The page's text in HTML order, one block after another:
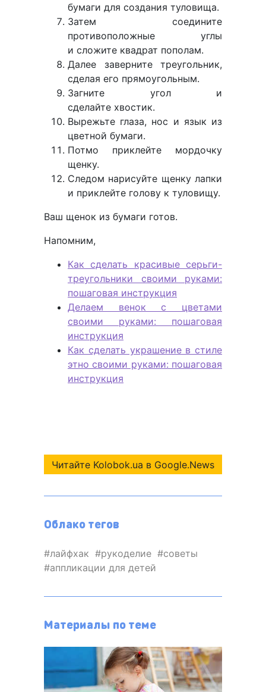
бумаги для создания туловища.
Затем соедините
противоположные углы
и сложите квадрат пополам.
Далее заверните треугольник,
сделая его прямоугольным.
Загните угол и
сделайте хвостик.
Вырежьте глаза, нос и язык из
цветной бумаги.
Потмо приклейте мордочку
щенку.
Следом нарисуйте щенку лапки
и приклейте голову к туловищу.
Ваш щенок из бумаги готов.
Напомним,
Как сделать красивые серьги-
треугольники своими руками:
пошаговая инструкция
Делаем венок с цветами
своими руками: пошаговая
инструкция
Как сделать украшение в стиле
этно своими руками: пошаговая
инструкция
Читайте Kolobok.ua в Google.News
Облако тегов
лайфхак рукоделие
советы
аппликации для детей
Материалы по теме